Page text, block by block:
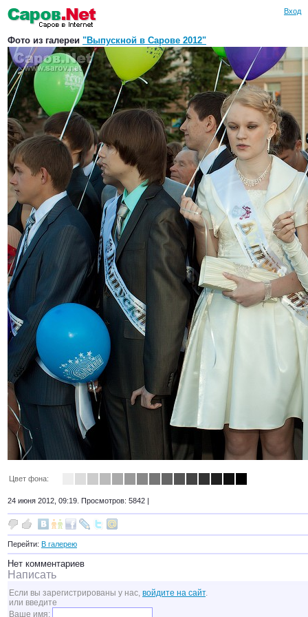
Вход
Фото из галереи "Выпускной в Сарове 2012"
Цвет фона:
24 июня 2012, 09:19. Просмотров: 5842 |
Перейти: В галерею
Нет комментариев
Написать
Если вы зарегистрированы у нас, войдите на сайт.
или введите
Ваше имя: